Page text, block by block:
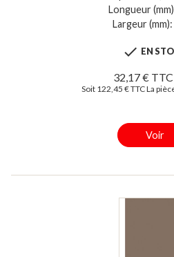
Longueur
Largeur
 EN
32,17 €
Soit 122,45 € TTC La
Voir